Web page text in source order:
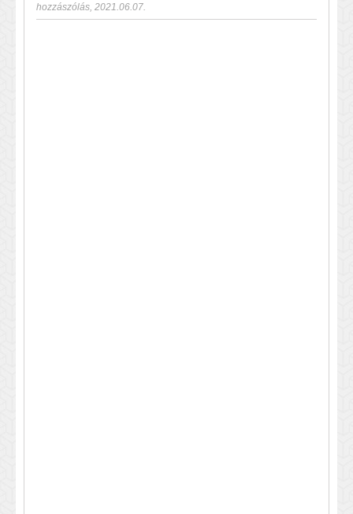
hozzászólás, 2021.06.07.